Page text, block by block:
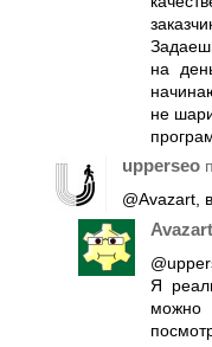
на
не
upperseo
@Avazart,
Avazart
Я